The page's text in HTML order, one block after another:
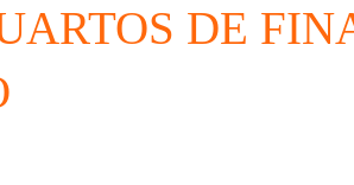
DE